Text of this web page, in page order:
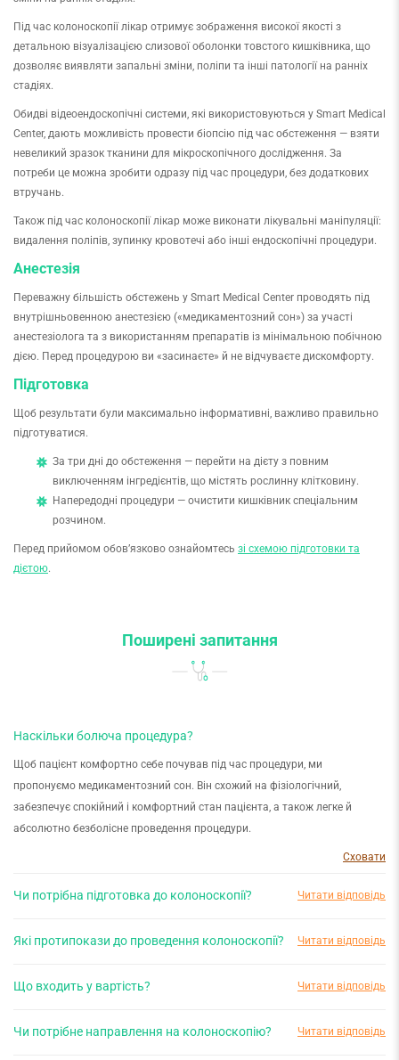
Під час колоноскопії лікар отримує зображення високої якості з
детальною візуалізацією слизової оболонки товстого кишківника, що
дозволяє виявляти запальні зміни, поліпи та інші патології на ранніх
стадіях.
Обидві відеоендоскопічні системи, які використовуються у Smart Medical
Center, дають можливість провести біопсію під час обстеження — взяти
невеликий зразок тканини для мікроскопічного дослідження. За
потреби це можна зробити одразу під час процедури, без додаткових
втручань.
Також під час колоноскопії лікар може виконати лікувальні маніпуляції:
видалення поліпів, зупинку кровотечі або інші ендоскопічні процедури.
Анестезія
Переважну більшість обстежень у Smart Medical Center проводять під
внутрішньовенною анестезією («медикаментозний сон») за участі
анестезіолога та з використанням препаратів із мінімальною побічною
дією. Перед процедурою ви «засинаєте» й не відчуваєте дискомфорту.
Підготовка
Щоб результати були максимально інформативні, важливо правильно
підготуватися.
За три дні до обстеження — перейти на дієту з повним
виключенням інгредієнтів, що містять рослинну клітковину.
Напередодні процедури — очистити кишківник спеціальним
розчином.
Перед прийомом обов’язково ознайомтесь зі схемою підготовки та
дієтою.
Поширені запитання
Наскільки болюча процедура?
Щоб пацієнт комфортно себе почував під час процедури, ми
пропонуємо медикаментозний сон. Він схожий на фізіологічний,
забезпечує спокійний і комфортний стан пацієнта, а також легке й
абсолютно безболісне проведення процедури.
Сховати
Чи потрібна підготовка до колоноскопії? Читати відповідь
до візиту. Потрібно дотримуватись «безшлакової дієти» та напередодні
спеціального розчину. Деталі можна дізнатися під час запису на візит.
Які протипокази до проведення колоноскопії? Читати відповідь
• підозра на прободіння, наскрізне пошкодження стінки кишки;
• прийом залізовмісних препаратів;
Що входить у вартість? Читати відповідь
електронний носій. У вартість не входить знеболення та гістологічне
Чи потрібне направлення на колоноскопію? Читати відповідь